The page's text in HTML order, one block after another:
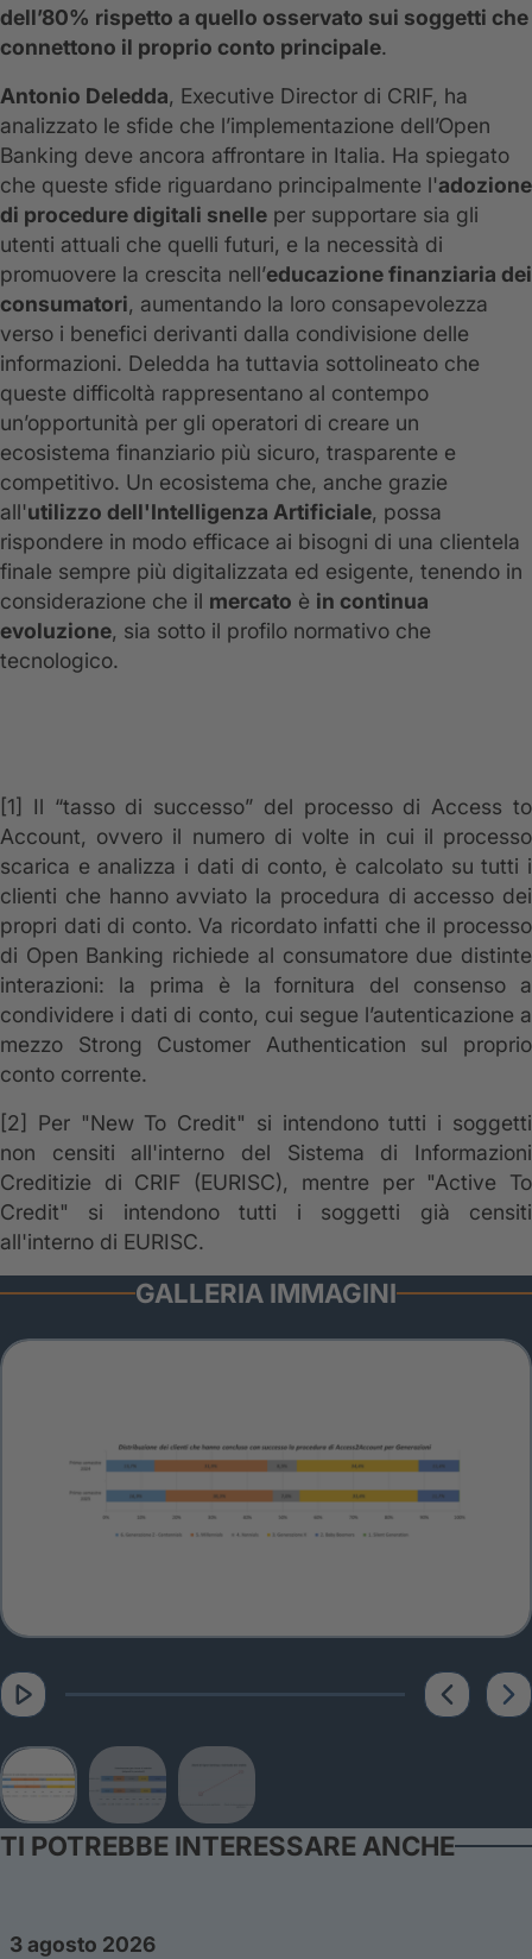
dell’80% rispetto a quello osservato sui soggetti che
connettono il proprio conto principale.
Antonio Deledda, Executive Director di CRIF, ha
analizzato le sfide che l’implementazione dell’Open
Banking deve ancora affrontare in Italia. Ha spiegato
che queste sfide riguardano principalmente l'adozione
di procedure digitali snelle per supportare sia gli
utenti attuali che quelli futuri, e la necessità di
promuovere la crescita nell’educazione finanziaria dei
consumatori, aumentando la loro consapevolezza
verso i benefici derivanti dalla condivisione delle
informazioni. Deledda ha tuttavia sottolineato che
queste difficoltà rappresentano al contempo
un’opportunità per gli operatori di creare un
ecosistema finanziario più sicuro, trasparente e
competitivo. Un ecosistema che, anche grazie
all'utilizzo dell'Intelligenza Artificiale, possa
rispondere in modo efficace ai bisogni di una clientela
finale sempre più digitalizzata ed esigente, tenendo in
considerazione che il mercato è in continua
evoluzione, sia sotto il profilo normativo che
tecnologico.
[1]
Il “tasso di successo” del processo di Access to
Account, ovvero il numero di volte in cui il processo
scarica e analizza i dati di conto, è calcolato su tutti i
clienti che hanno avviato la procedura di accesso dei
propri dati di conto. Va ricordato infatti che il processo
di Open Banking richiede al consumatore due distinte
interazioni: la prima è la fornitura del consenso a
condividere i dati di conto, cui segue l’autenticazione a
mezzo Strong Customer Authentication sul proprio
conto corrente.
[2]
Per "New To Credit" si intendono tutti i soggetti
non censiti all'interno del Sistema di Informazioni
Creditizie di CRIF (EURISC), mentre per "Active To
Credit" si intendono tutti i soggetti già censiti
all'interno di EURISC.
GALLERIA IMMAGINI
TI POTREBBE INTERESSARE ANCHE
3 agosto 2026